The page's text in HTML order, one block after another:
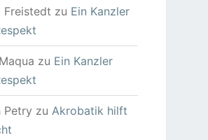
Freistedt zu Ein Kanzler
zu Ein Kanzler
Petry zu Akrobatik hilft